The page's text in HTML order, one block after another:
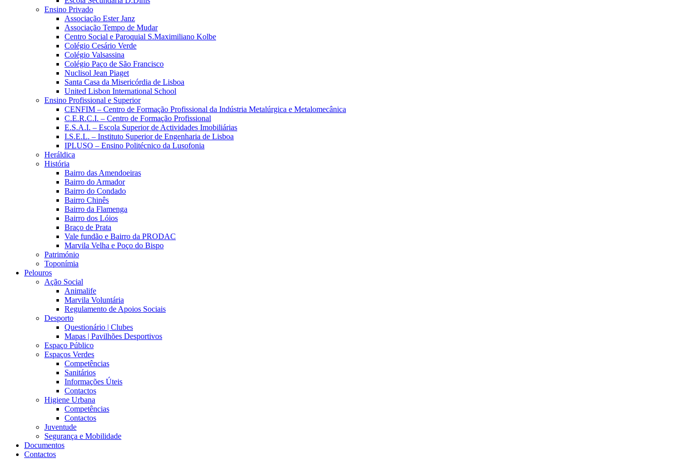
Ensino Privado
Associação Ester Janz
Associação Tempo de Mudar
Centro Social e Paroquial S.Maximiliano Kolbe
Colégio Cesário Verde
Colégio Valsassina
Colégio Paço de São Francisco
Nuclisol Jean Piaget
Santa Casa da Misericórdia de Lisboa
United Lisbon International School
Ensino Profissional e Superior
CENFIM – Centro de Formação Profissional da Indústria Metalúrgica e Metalomecânica
C.E.R.C.I. – Centro de Formação Profissional
E.S.A.I. – Escola Superior de Actividades Imobiliárias
I.S.E.L. – Instituto Superior de Engenharia de Lisboa
IPLUSO – Ensino Politécnico da Lusofonia
Heráldica
História
Bairro das Amendoeiras
Bairro do Armador
Bairro do Condado
Bairro Chinês
Bairro da Flamenga
Bairro dos Lóios
Braço de Prata
Vale fundão e Bairro da PRODAC
Marvila Velha e Poço do Bispo
Património
Toponímia
Pelouros
Ação Social
Animalife
Marvila Voluntária
Regulamento de Apoios Sociais
Desporto
Questionário | Clubes
Mapas | Pavilhões Desportivos
Espaço Público
Espaços Verdes
Competências
Sanitários
Informações Úteis
Contactos
Higiene Urbana
Competências
Contactos
Juventude
Segurança e Mobilidade
Documentos
Contactos